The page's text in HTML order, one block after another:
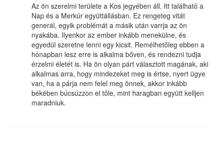
Az ön szerelmi területe a Kos jegyében áll. Itt található a
Nap és a Merkúr együttállásban. Ez rengeteg vitát
generál, egyik problémát a másik után varrja az ön
nyakába. Ilyenkor az ember inkább menekülne, és
egyedül szeretne lenni egy kicsit. Remélhetőleg ebben a
hónapban lesz erre is alkalma bőven, és rendezni tudja
érzelmi életét is. Ha ön olyan párt választott magának, aki
alkalmas arra, hogy mindezeket meg is értse, nyert ügye
van, ha a párja nem felel meg önnek, akkor inkább
békében búcsúzzon el tőle, mint haragban együtt kelljen
maradniuk.